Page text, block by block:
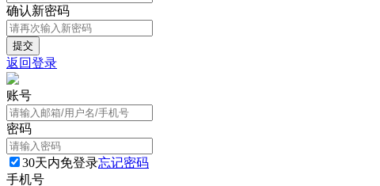
确认新密码
返回登录
账号
密码
30天内免登录忘记密码
手机号